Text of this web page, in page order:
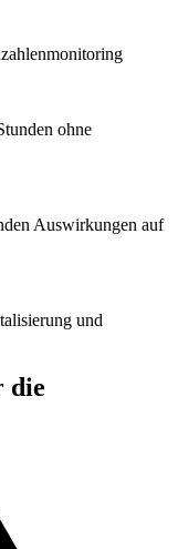
ohne
Auswirkungen auf
und
die